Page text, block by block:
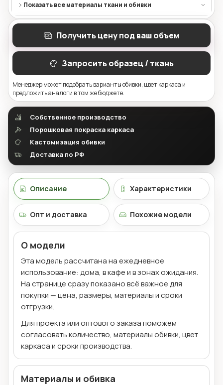
Показать все материалы ткани и обивки
Получить цену под ваш объем
Запросить образец / ткань
Менеджер может подобрать варианты обивки, цвет каркаса и
предложить аналоги в том же бюджете.
Собственное производство
Порошковая покраска каркаса
Кастомизация обивки
Доставка по РФ
Описание Характеристики
Опт и доставка Похожие модели
О модели
Эта модель рассчитана на ежедневное
использование: дома, в кафе и в зонах ожидания.
На странице сразу показано всё важное для
покупки — цена, размеры, материалы и сроки
отгрузки.
Для проекта или оптового заказа поможем
согласовать количество, материалы обивки, цвет
каркаса и сроки производства.
Материалы и обивка